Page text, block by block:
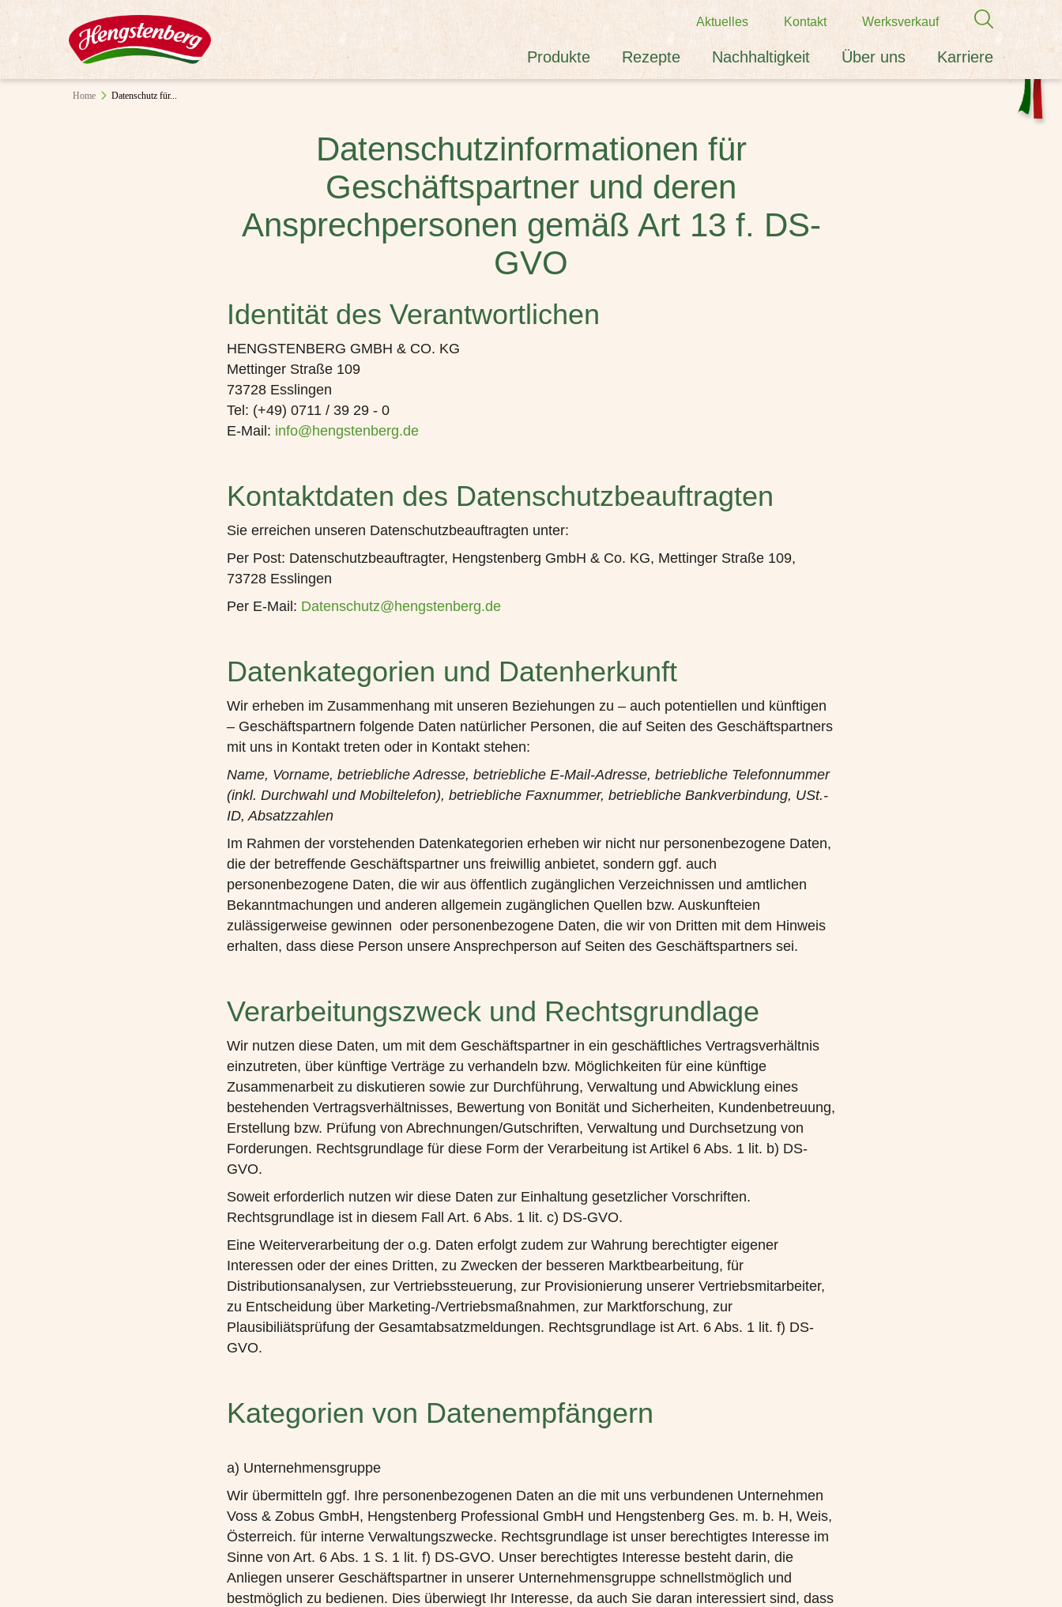
Aktuelles Kontakt Werksverkauf
Produkte Rezepte Nachhaltigkeit Über uns Karriere
Home Datenschutz für...
Datenschutzinformationen für
Geschäftspartner und deren
Ansprechpersonen gemäß Art 13 f. DS-
GVO
Identität des Verantwortlichen
HENGSTENBERG GMBH & CO. KG
Mettinger Straße 109
73728 Esslingen
Tel: (+49) 0711 / 39 29 - 0
E-Mail: info@hengstenberg.de
Kontaktdaten des Datenschutzbeauftragten
Sie erreichen unseren Datenschutzbeauftragten unter:
Per Post: Datenschutzbeauftragter, Hengstenberg GmbH & Co. KG, Mettinger Straße 109,
73728 Esslingen
Per E-Mail: Datenschutz@hengstenberg.de
Datenkategorien und Datenherkunft
Wir erheben im Zusammenhang mit unseren Beziehungen zu – auch potentiellen und künftigen
– Geschäftspartnern folgende Daten natürlicher Personen, die auf Seiten des Geschäftspartners
mit uns in Kontakt treten oder in Kontakt stehen:
Name, Vorname, betriebliche Adresse, betriebliche E-Mail-Adresse, betriebliche Telefonnummer
(inkl. Durchwahl und Mobiltelefon), betriebliche Faxnummer, betriebliche Bankverbindung, USt.-
ID, Absatzzahlen
Im Rahmen der vorstehenden Datenkategorien erheben wir nicht nur personenbezogene Daten,
die der betreffende Geschäftspartner uns freiwillig anbietet, sondern ggf. auch
personenbezogene Daten, die wir aus öffentlich zugänglichen Verzeichnissen und amtlichen
Bekanntmachungen und anderen allgemein zugänglichen Quellen bzw. Auskunfteien
zulässigerweise gewinnen oder personenbezogene Daten, die wir von Dritten mit dem Hinweis
erhalten, dass diese Person unsere Ansprechperson auf Seiten des Geschäftspartners sei.
Verarbeitungszweck und Rechtsgrundlage
Wir nutzen diese Daten, um mit dem Geschäftspartner in ein geschäftliches Vertragsverhältnis
einzutreten, über künftige Verträge zu verhandeln bzw. Möglichkeiten für eine künftige
Zusammenarbeit zu diskutieren sowie zur Durchführung, Verwaltung und Abwicklung eines
bestehenden Vertragsverhältnisses, Bewertung von Bonität und Sicherheiten, Kundenbetreuung,
Erstellung bzw. Prüfung von Abrechnungen/Gutschriften, Verwaltung und Durchsetzung von
Forderungen. Rechtsgrundlage für diese Form der Verarbeitung ist Artikel 6 Abs. 1 lit. b) DS-
GVO.
Soweit erforderlich nutzen wir diese Daten zur Einhaltung gesetzlicher Vorschriften.
Rechtsgrundlage ist in diesem Fall Art. 6 Abs. 1 lit. c) DS-GVO.
Eine Weiterverarbeitung der o.g. Daten erfolgt zudem zur Wahrung berechtigter eigener
Interessen oder der eines Dritten, zu Zwecken der besseren Marktbearbeitung, für
Distributionsanalysen, zur Vertriebssteuerung, zur Provisionierung unserer Vertriebsmitarbeiter,
zu Entscheidung über Marketing-/Vertriebsmaßnahmen, zur Marktforschung, zur
Plausibiliätsprüfung der Gesamtabsatzmeldungen. Rechtsgrundlage ist Art. 6 Abs. 1 lit. f) DS-
GVO.
Kategorien von Datenempfängern
a) Unternehmensgruppe
Wir übermitteln ggf. Ihre personenbezogenen Daten an die mit uns verbundenen Unternehmen
Voss & Zobus GmbH, Hengstenberg Professional GmbH und Hengstenberg Ges. m. b. H, Weis,
Österreich. für interne Verwaltungszwecke. Rechtsgrundlage ist unser berechtigtes Interesse im
Sinne von Art. 6 Abs. 1 S. 1 lit. f) DS-GVO. Unser berechtigtes Interesse besteht darin, die
Anliegen unserer Geschäftspartner in unserer Unternehmensgruppe schnellstmöglich und
bestmöglich zu bedienen. Dies überwiegt Ihr Interesse, da auch Sie daran interessiert sind, dass